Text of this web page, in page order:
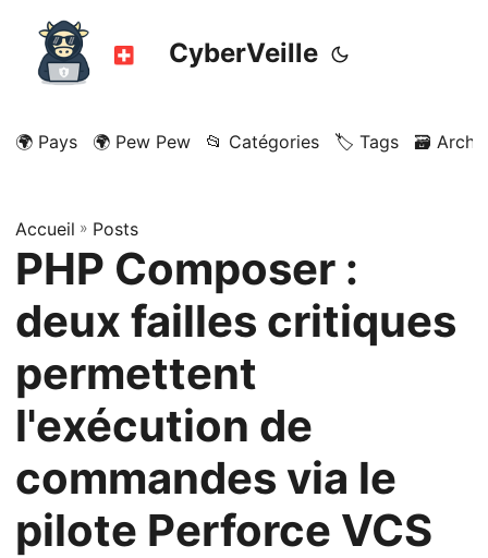
CyberVeille
🌍 Pays 🌍 Pew Pew 📂 Catégories 🏷️ Tags 🗃️
Accueil » Posts
PHP Composer :
deux failles critiques
permettent
l'exécution de
commandes via le
pilote Perforce VCS